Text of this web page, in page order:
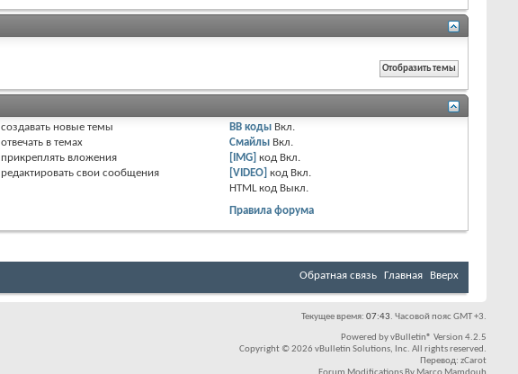
создавать новые темы
отвечать в темах
прикреплять вложения
редактировать свои сообщения
BB коды Вкл.
Смайлы Вкл.
[IMG] код Вкл.
[VIDEO] код Вкл.
HTML код Выкл.
Правила форума
Обратная связь Главная Вверх
Текущее время: 07:43. Часовой пояс GMT +3.
Powered byvBulletin® Version 4.2.5
Copyright © 2026 vBulletin Solutions, Inc. All rights reserved.
Перевод: zCarot